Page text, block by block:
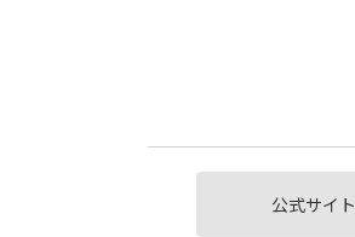
公式サイト